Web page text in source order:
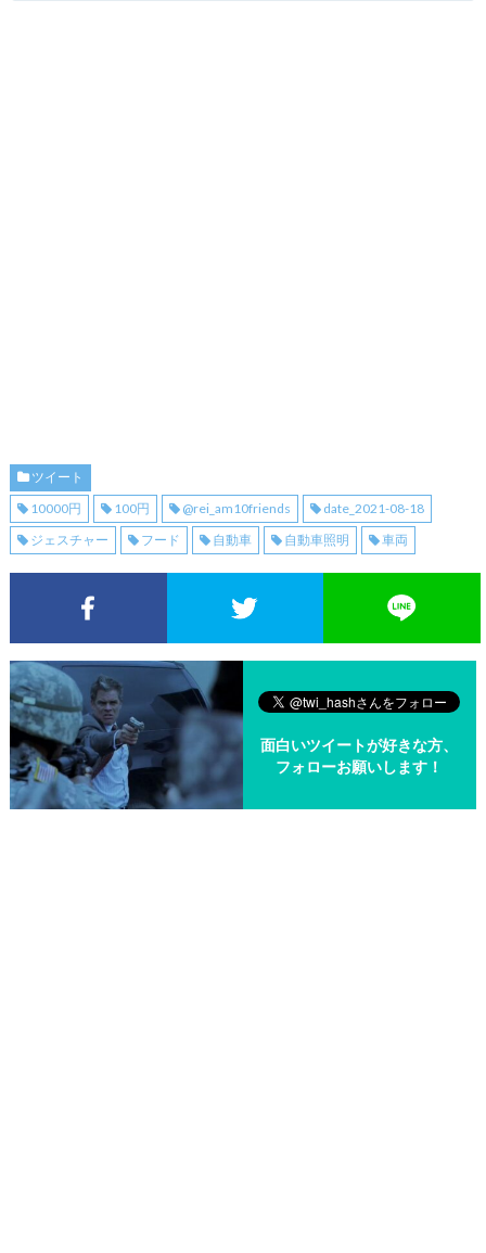
ツイート
10000円
100円 @rei_am10friends
date_2021-08-18
ジェスチャー
フード 自動車 自動車照明 車両
Facebookでシェア Twitterでシェア
面白いツイートが好きな方、
フォローお願いします！